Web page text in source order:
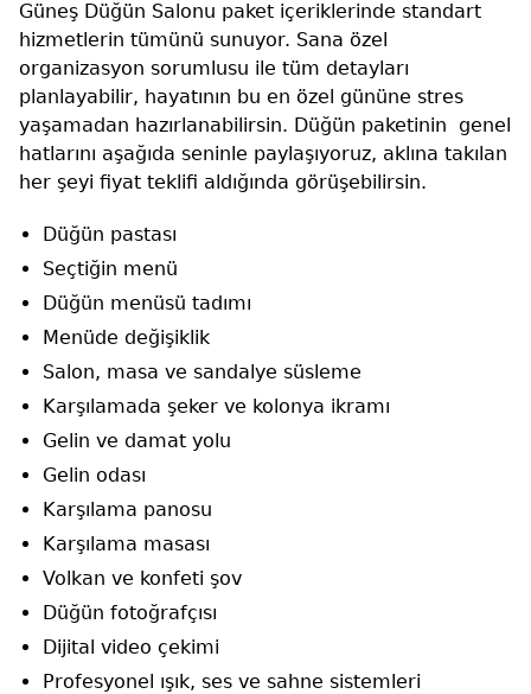
Güneş Düğün Salonu paket içeriklerinde standart
hizmetlerin tümünü sunuyor. Sana özel
organizasyon sorumlusu ile tüm detayları
planlayabilir, hayatının bu en özel gününe stres
yaşamadan hazırlanabilirsin. Düğün paketinin genel
hatlarını aşağıda seninle paylaşıyoruz, aklına takılan
her şeyi fiyat teklifi aldığında görüşebilirsin.
Düğün pastası
Seçtiğin menü
Düğün menüsü tadımı
Menüde değişiklik
Salon, masa ve sandalye süsleme
Karşılamada şeker ve kolonya ikramı
Gelin ve damat yolu
Gelin odası
Karşılama panosu
Karşılama masası
Volkan ve konfeti şov
Düğün fotoğrafçısı
Dijital video çekimi
Profesyonel ışık, ses ve sahne sistemleri